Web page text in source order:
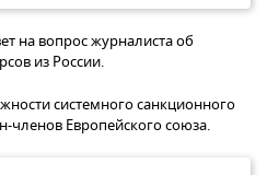
на вопрос журналиста об
из России.
системного санкционного
членов Европейского союза.